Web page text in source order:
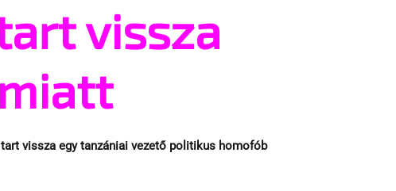
vissza
vissza egy tanzániai vezető politikus homofób